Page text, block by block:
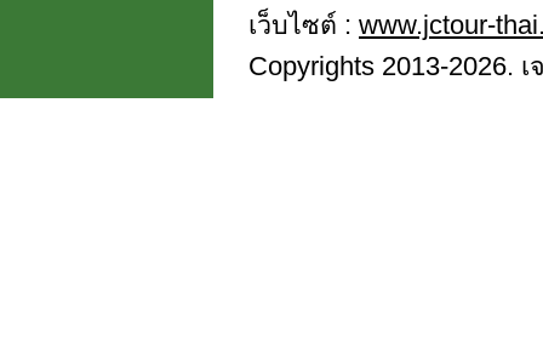
เว็บไซต์ : www.jctour-
Copyrights 2013-2026.